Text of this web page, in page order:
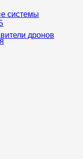
дронов
системы